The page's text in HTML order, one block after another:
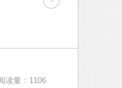
读量：1106